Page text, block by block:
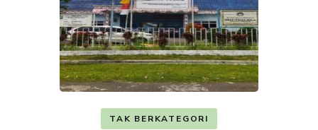
TAK BERKATEGORI